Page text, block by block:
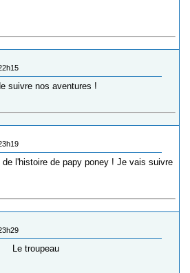
suivre nos aventures !
l'histoire de papy poney ! Je vais suivre
Le troupeau